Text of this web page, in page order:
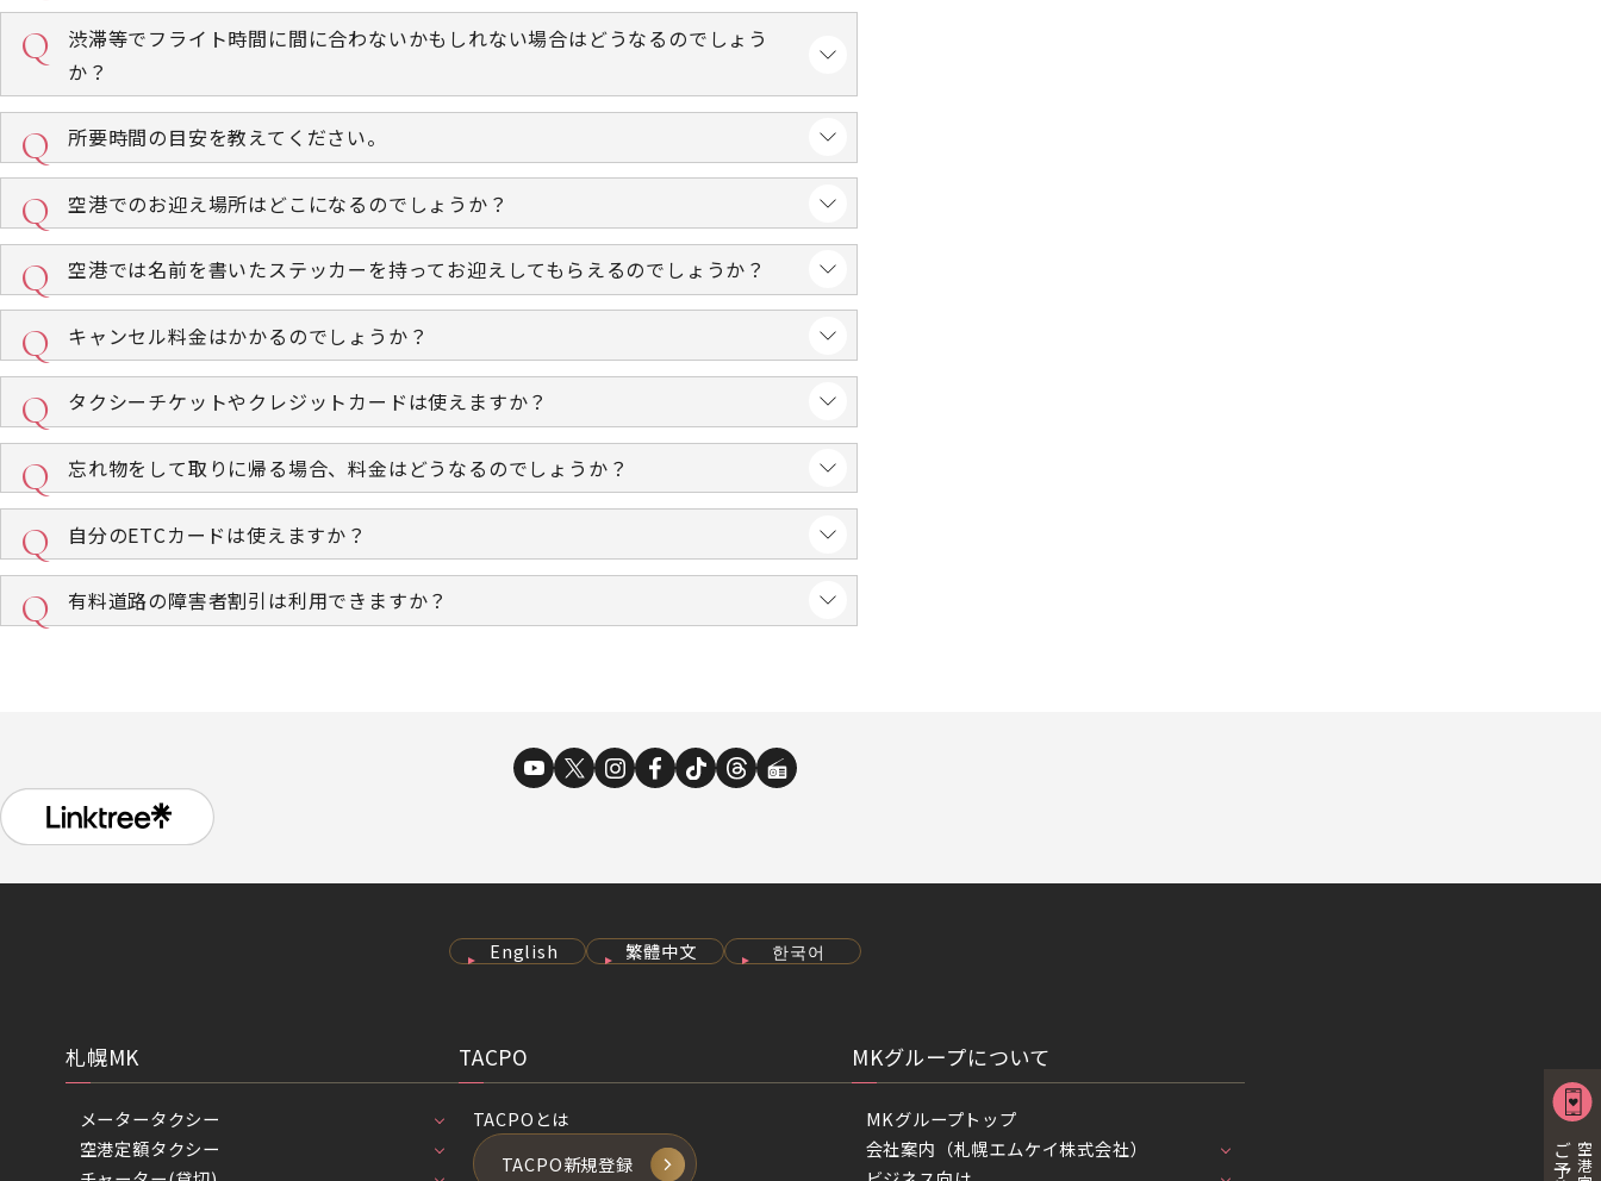
渋滞等でフライト時間に間に合わないかもしれない場合はどうなるのでしょう
か？
所要時間の目安を教えてください。
空港でのお迎え場所はどこになるのでしょうか？
空港では名前を書いたステッカーを持ってお迎えしてもらえるのでしょうか？
キャンセル料金はかかるのでしょうか？
タクシーチケットやクレジットカードは使えますか？
忘れ物をして取りに帰る場合、料金はどうなるのでしょうか？
自分のETCカードは使えますか？
有料道路の障害者割引は利用できますか？
English 繁體中文 한국어
札幌MK
メータータクシー
空港定額タクシー
TACPO
TACPOとは
TACPO新規登録
MKグループについて
MKグループトップ
会社案内（札幌エムケイ株式会社）
ご予約